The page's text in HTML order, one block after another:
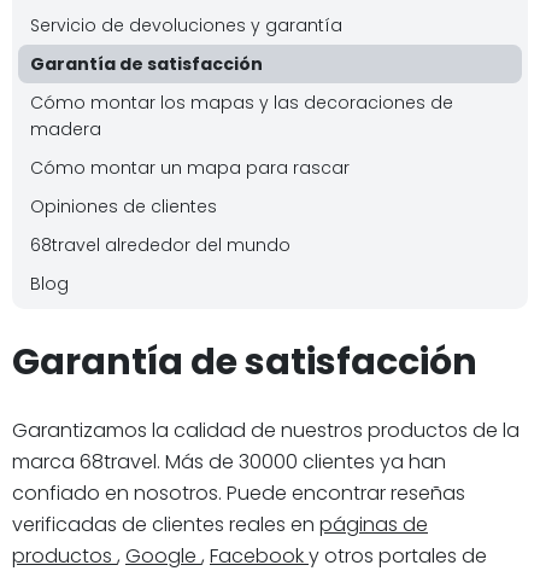
Servicio de devoluciones y garantía
Garantía de satisfacción
Cómo montar los mapas y las decoraciones de
madera
Cómo montar un mapa para rascar
Opiniones de clientes
68travel alrededor del mundo
Blog
Garantía de satisfacción
Garantizamos la calidad de nuestros productos de la
marca 68travel. Más de 30000 clientes ya han
confiado en nosotros. Puede encontrar reseñas
verificadas de clientes reales en páginas de
productos , Google , Facebooky otros portales de